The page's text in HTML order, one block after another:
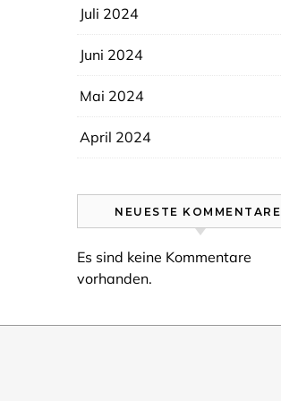
Juli 2024
Juni 2024
Mai 2024
April 2024
NEUESTE KOMMENTARE
Es sind keine Kommentare
vorhanden.